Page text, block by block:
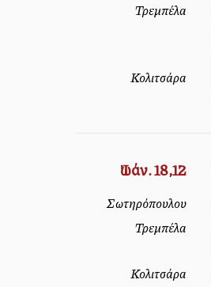
Τρεμπέλα
Κολιτσάρα
Ἰωάν. 18,12
Σωτηρόπουλου
Τρεμπέλα
Κολιτσάρα